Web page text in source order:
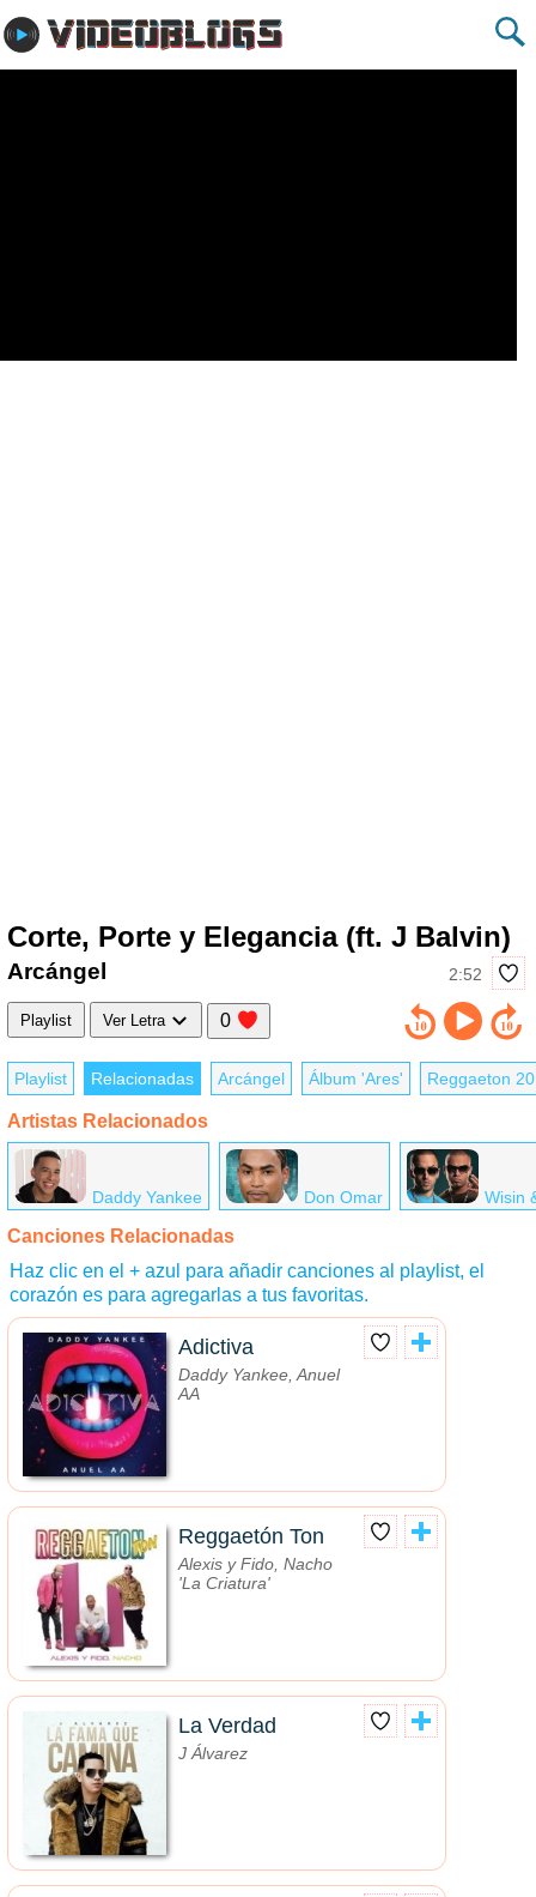
Corte, Porte y Elegancia (ft. J Balvin)
2:52
Arcángel
Playlist Ver Letra 0
Playlist Relacionadas Arcángel Álbum 'Ares' Reggaeton
Artistas Relacionados
Daddy Yankee Don Omar Wisin
Canciones Relacionadas
Haz clic en el + azul para añadir canciones al playlist, el
corazón es para agregarlas a tus favoritas.
Adictiva
Daddy Yankee, Anuel
AA
Reggaetón Ton
Alexis y Fido, Nacho
'La Criatura'
La Verdad
J Álvarez